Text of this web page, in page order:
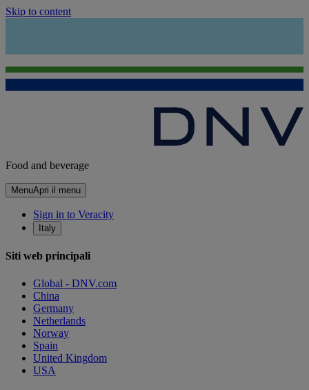
Skip to content
Food and beverage
MenuApri il menu
Sign in to Veracity
Italy
Siti web principali
Global - DNV.com
China
Germany
Netherlands
Norway
Spain
United Kingdom
USA